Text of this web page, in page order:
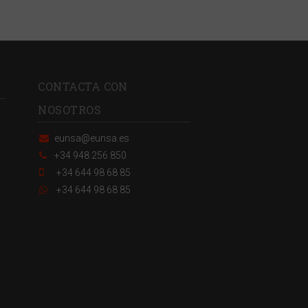
CONTACTA CON
NOSOTROS
eunsa@eunsa.es
+34 948 256 850
+34 644 98 68 85
+34 644 98 68 85